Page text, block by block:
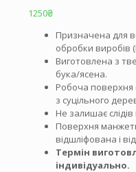
1250₴
Призначена для
обробки виробів
Виготовлена з
бука/ясена.
Робоча поверхня
з суцільного
Не залишає
Поверхня
відшліфована і
Термін
індивідуально.